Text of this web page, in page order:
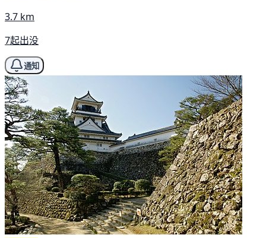
3.7 km
7起出没
通知